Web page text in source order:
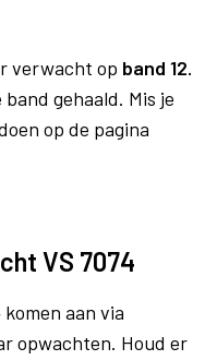
verwacht op band 12.
gehaald. Mis je
op de pagina
VS 7074
aan via
opwachten. Houd er